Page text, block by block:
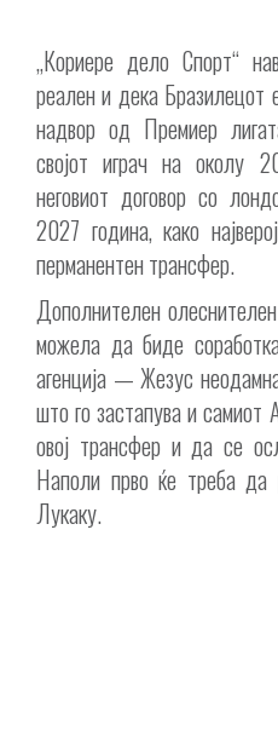
„Кориере дело Спорт“
реален и дека Бразилецот
надвор од Премиер
својот играч на околу
неговиот договор со
2027 година, како
перманентен трансфер.
Дополнителен
можела да биде
агенција — Жезус
што го застапува и самиот
овој трансфер и да се
Наполи прво ќе треба да
Лукаку.